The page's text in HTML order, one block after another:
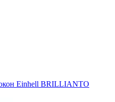
Einhell BRILLIANTO